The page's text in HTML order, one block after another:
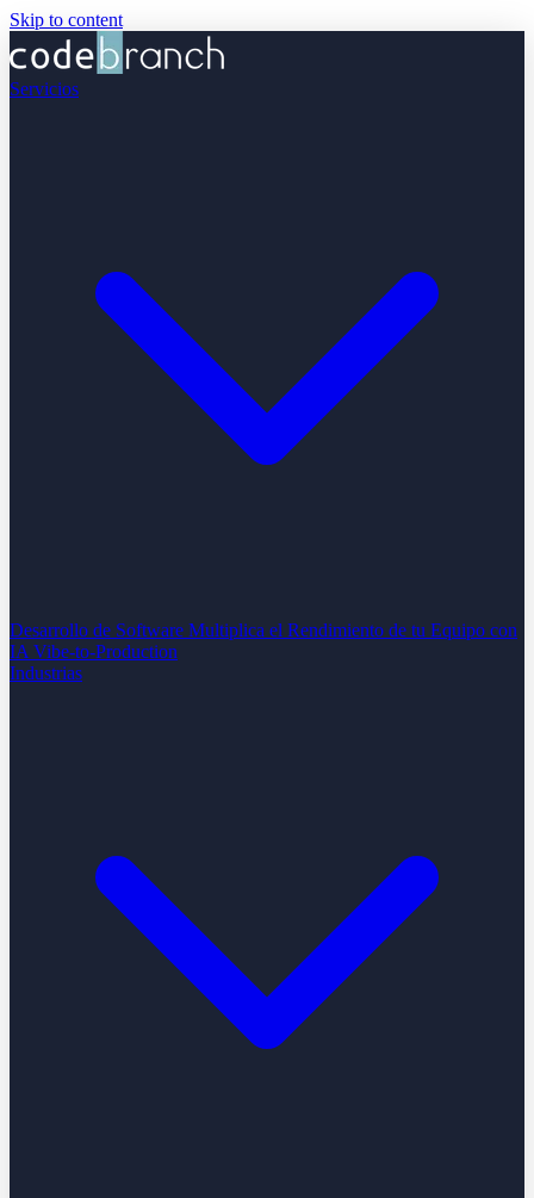
Skip to content
Servicios
Desarrollo de Software Multiplica el Rendimiento de tu Equipo con
IA Vibe-to-Production
Industrias